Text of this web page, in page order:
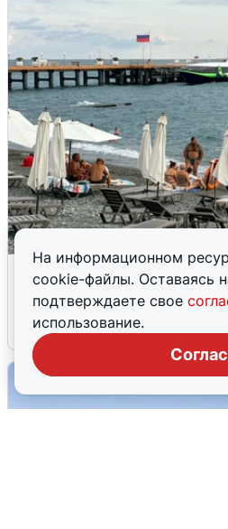
На информационном
cookie-файлы. Оставаясь
подтверждаете свое
использование.
Жители и туристы
об атаке БПЛА 5
5 августа 0